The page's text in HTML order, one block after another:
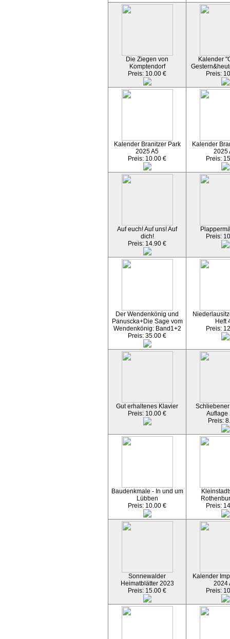
Die Ziegen von
Komptendorf
Preis: 10.00 €
Kalender
Preis:
Kalender Branitzer Park
2025 A5
Preis: 10.00 €
Kalender
2025
Preis:
Auf euch! Auf uns! Auf
dich!
Preis: 14.90 €
Preis:
Der Wendenkönig und
Panuscka+Die Sage vom
Wendenkönig: Band1+2
Preis: 35.00 €
Heft
Preis:
Gut erhaltenes Klavier
Preis: 10.00 €
Auflage
Preis:
Baudenkmale - In und um
Lübben
Preis: 10.00 €
Preis:
Sonnewalder
Heimatblätter 2023
Preis: 15.00 €
Kalender
2024
Preis: